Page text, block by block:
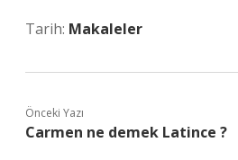
Tarih: Makaleler
Önceki Yazı
Carmen ne demek Latince ?